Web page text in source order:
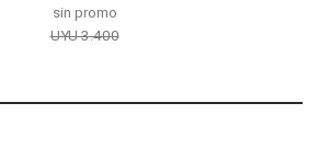
sin promo
UYU 3.400